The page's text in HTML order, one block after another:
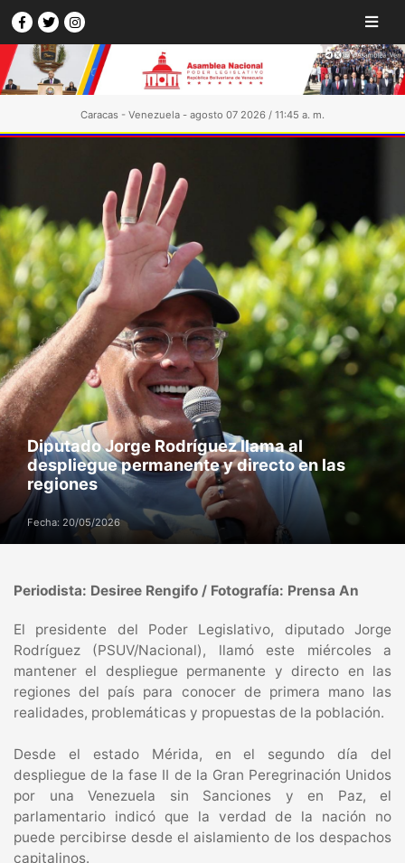
Caracas - Venezuela - agosto 07 2026 / 11:45 a. m.
Diputado Jorge Rodríguez llama al
despliegue permanente y directo en las
regiones
Fecha: 20/05/2026
Periodista: Desiree Rengifo / Fotografía: Prensa An
El presidente del Poder Legislativo, diputado Jorge
Rodríguez (PSUV/Nacional), llamó este miércoles a
mantener el despliegue permanente y directo en las
regiones del país para conocer de primera mano las
realidades, problemáticas y propuestas de la población.
Desde el estado Mérida, en el segundo día del
despliegue de la fase II de la Gran Peregrinación Unidos
por una Venezuela sin Sanciones y en Paz, el
parlamentario indicó que la verdad de la nación no
puede percibirse desde el aislamiento de los despachos
capitalinos.